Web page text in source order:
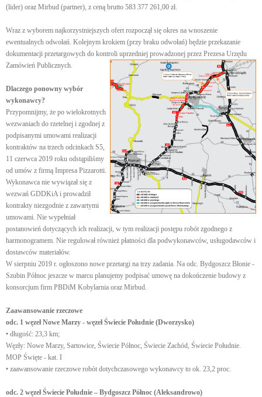
(lider) oraz Mirbud (partner), z ceną brutto 583 377 261,00 zł.
Wraz z wyborem najkorzystniejszych ofert rozpoczął się okres na wnoszenie
ewentualnych odwołań. Kolejnym krokiem (przy braku odwołań) będzie przekazanie
dokumentacji przetargowych do kontroli uprzedniej prowadzonej przez Prezesa Urzędu
Zamówień Publicznych.
Dlaczego ponowny wybór
wykonawcy?
Przypomnijmy, że po wielokrotnych
wezwaniach do rzetelnej i zgodnej z
podpisanymi umowami realizacji
kontraktów na trzech odcinkach S5,
11 czerwca 2019 roku odstąpiliśmy
od umów z firmą Impresa Pizzarotti.
Wykonawca nie wywiązał się z
wezwań GDDKiA i prowadził
kontrakty niezgodnie z zawartymi
umowami. Nie wypełniał
postanowień dotyczących ich realizacji, w tym realizacji postępu robót zgodnego z
harmonogramem. Nie regulował również płatności dla podwykonawców, usługodawców i
dostawców materiałów.
W sierpniu 2019 r. ogłoszono nowe przetargi na trzy zadania. Na odc. Bydgoszcz Błonie -
Szubin Północ jeszcze w marcu planujemy podpisać umowę na dokończenie budowy z
konsorcjum firm PBDiM Kobylarnia oraz Mirbud.
Zaawansowanie rzeczowe
odc. 1 węzeł Nowe Marzy - węzeł Świecie Południe (Dworzysko)
• długość: 23,3 km;
Węzły: Nowe Marzy, Sartowice, Świecie Północ, Świecie Zachód, Świecie Południe.
MOP Święte - kat. I
• zaawansowanie rzeczowe robót dotychczasowego wykonawcy to ok. 23,2 proc.
odc. 2 węzeł Świecie Południe – Bydgoszcz Północ (Aleksandrowo)